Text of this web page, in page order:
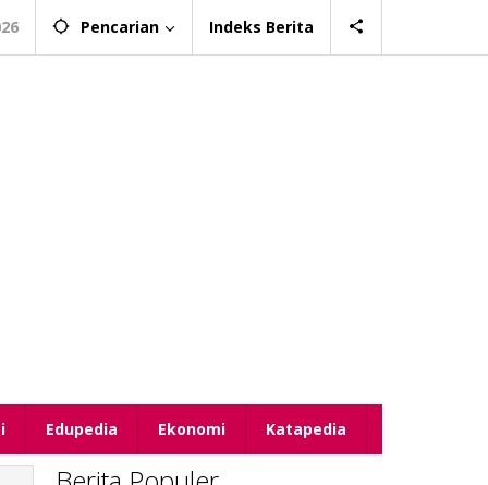
Pencarian Indeks Berita
Edupedia Ekonomi Katapedia